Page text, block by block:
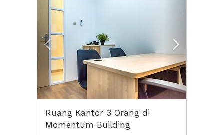
Ruang Kantor 3 Orang di
Momentum Building